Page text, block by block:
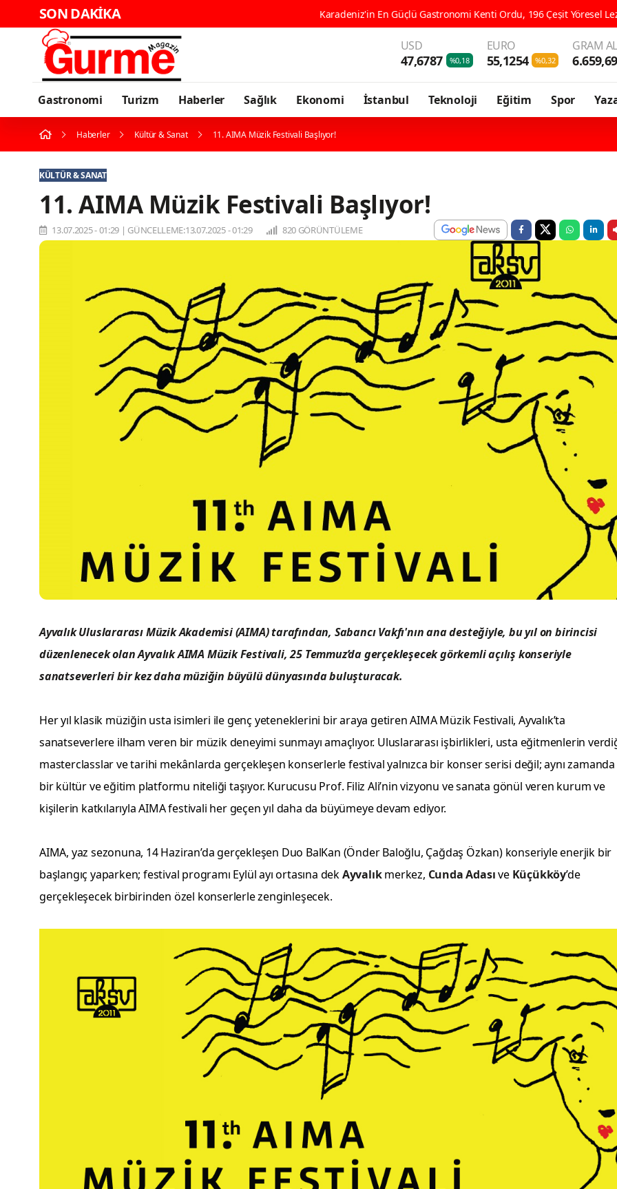
SON DAKİKA Karadeniz'in En Güçlü Gastronomi Kenti Ordu, 196 Çeşit Yöresel Lezzetiyle
USD
47,6787 %0,18
EURO
55,1254 %0,32
GRAM
6.659,69
Gastronomi Turizm Haberler Sağlık Ekonomi İstanbul Teknoloji Eğitim Spor
Haberler Kültür & Sanat 11. AIMA Müzik Festivali Başlıyor!
KÜLTÜR & SANAT
11. AIMA Müzik Festivali Başlıyor!
13.07.2025 - 01:29 | GÜNCELLEME:13.07.2025 - 01:29 820 GÖRÜNTÜLEME
Ayvalık Uluslararası Müzik Akademisi (AIMA) tarafından, Sabancı Vakfı'nın ana desteğiyle, bu yıl on birincisi
düzenlenecek olan Ayvalık AIMA Müzik Festivali, 25 Temmuz’da gerçekleşecek görkemli açılış konseriyle
sanatseverleri bir kez daha müziğin büyülü dünyasında buluşturacak.
Her yıl klasik müziğin usta isimleri ile genç yeteneklerini bir araya getiren AIMA Müzik Festivali, Ayvalık’ta
sanatseverlere ilham veren bir müzik deneyimi sunmayı amaçlıyor. Uluslararası işbirlikleri, usta eğitmenlerin
masterclasslar ve tarihi mekânlarda gerçekleşen konserlerle festival yalnızca bir konser serisi değil; aynı zamanda
bir kültür ve eğitim platformu niteliği taşıyor. Kurucusu Prof. Filiz Ali’nin vizyonu ve sanata gönül veren kurum ve
kişilerin katkılarıyla AIMA festivali her geçen yıl daha da büyümeye devam ediyor.
AIMA, yaz sezonuna, 14 Haziran’da gerçekleşen Duo BalKan (Önder Baloğlu, Çağdaş Özkan) konseriyle enerjik bir
başlangıç yaparken; festival programı Eylül ayı ortasına dekAyvalıkmerkez, Cunda Adasıve Küçükköy’de
gerçekleşecek birbirinden özel konserlerle zenginleşecek.